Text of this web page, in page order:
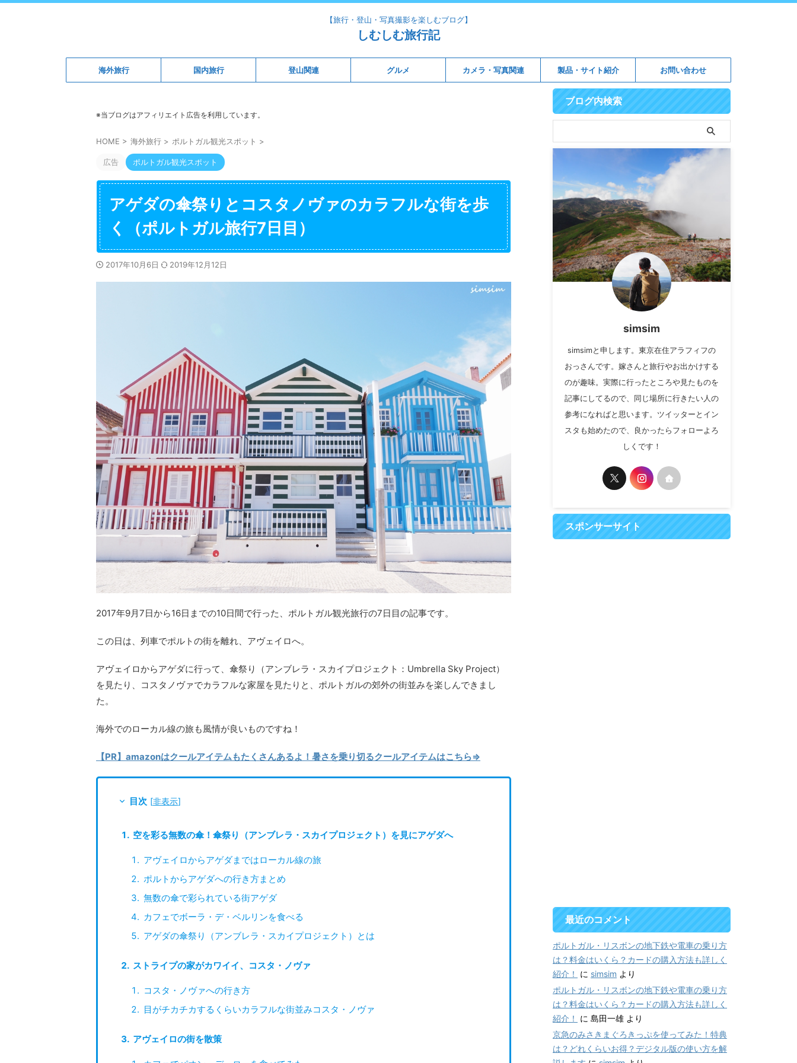
【旅行・登山・写真撮影を楽しむブログ】
しむしむ旅行記
海外旅行 国内旅行 登山関連 グルメ カメラ・写真関連 製品・サイト紹介 お問い合わせ
※当ブログはアフィリエイト広告を利用しています。
HOME > 海外旅行 > ポルトガル観光スポット >
広告 ポルトガル観光スポット
アゲダの傘祭りとコスタノヴァのカラフルな街を歩
く（ポルトガル旅行7日目）
2017年10月6日 2019年12月12日
2017年9月7日から16日までの10日間で行った、ポルトガル観光旅行の7日目の記事です。
この日は、列車でポルトの街を離れ、アヴェイロへ。
アヴェイロからアゲダに行って、傘祭り（アンブレラ・スカイプロジェクト：Umbrella Sky Project）
を見たり、コスタノヴァでカラフルな家屋を見たりと、ポルトガルの郊外の街並みを楽しんできまし
た。
海外でのローカル線の旅も風情が良いものですね！
【PR】amazonはクールアイテムもたくさんあるよ！暑さを乗り切るクールアイテムはこちら⇒
目次 [非表示]
空を彩る無数の傘！傘祭り（アンブレラ・スカイプロジェクト）を見にアゲダへ
アヴェイロからアゲダまではローカル線の旅
ポルトからアゲダへの行き方まとめ
無数の傘で彩られている街アゲダ
カフェでボーラ・デ・ベルリンを食べる
アゲダの傘祭り（アンブレラ・スカイプロジェクト）とは
ストライプの家がカワイイ、コスタ・ノヴァ
コスタ・ノヴァへの行き方
目がチカチカするくらいカラフルな街並みコスタ・ノヴァ
アヴェイロの街を散策
ブログ内検索
simsim
simsimと申します。東京在住アラフィフの
おっさんです。嫁さんと旅行やお出かけする
のが趣味。実際に行ったところや見たものを
記事にしてるので、同じ場所に行きたい人の
参考になればと思います。ツイッターとイン
スタも始めたので、良かったらフォローよろ
しくです！
スポンサーサイト
最近のコメント
ポルトガル・リスボンの地下鉄や電車の乗り方
は？料金はいくら？カードの購入方法も詳しく
紹介！
に simsim より
ポルトガル・リスボンの地下鉄や電車の乗り方
は？料金はいくら？カードの購入方法も詳しく
紹介！
に 島田一雄 より
京急のみさきまぐろきっぷを使ってみた！特典
は？どれくらいお得？デジタル版の使い方を解